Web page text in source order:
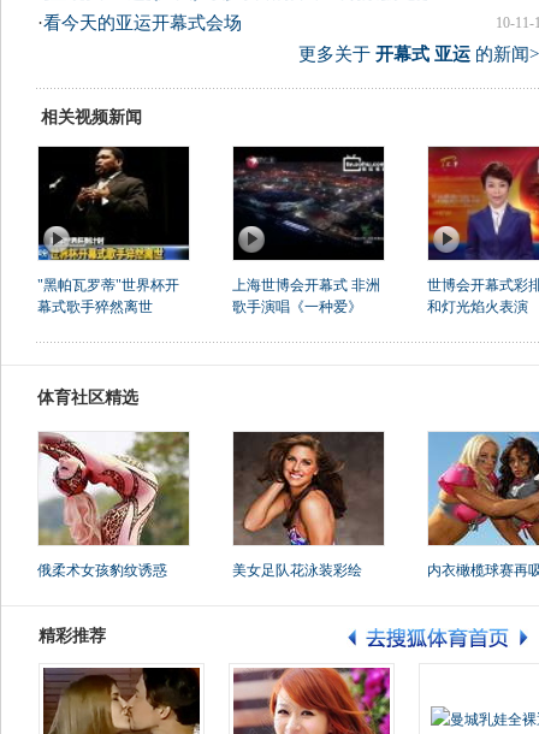
10-11-
·看今天的亚运开幕式会场
更多关于 开幕式 亚运的新闻
相关视频新闻
"黑帕瓦罗蒂"世界杯开
幕式歌手猝然离世
上海世博会开幕式 非洲
歌手演唱《一种爱》
世博会开幕式彩
和灯光焰火表演
体育社区精选
俄柔术女孩豹纹诱惑 美女足队花泳装彩绘 内衣橄榄球赛再
精彩推荐